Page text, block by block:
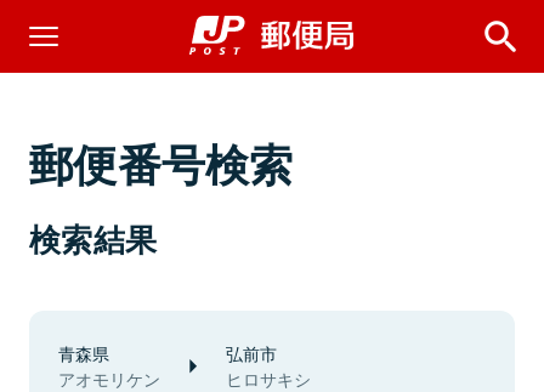
郵便番号検索
検索結果
青森県
アオモリケン
弘前市
ヒロサキシ